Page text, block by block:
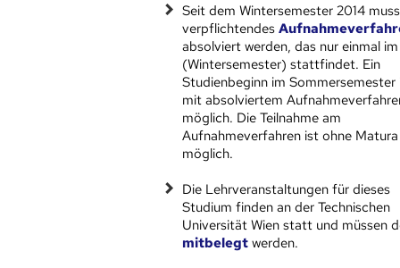
Seit dem Wintersemester 2014
verpflichtendes
absolviert werden, das nur einmal
(Wintersemester) stattfindet. Ein
Studienbeginn im Sommersemester
mit absolviertem
möglich. Die Teilnahme am
Aufnahmeverfahren ist ohne Matura
möglich.
Die Lehrveranstaltungen für dieses
Studium finden an der Technischen
Universität Wien statt und müssen
mitbelegt werden.